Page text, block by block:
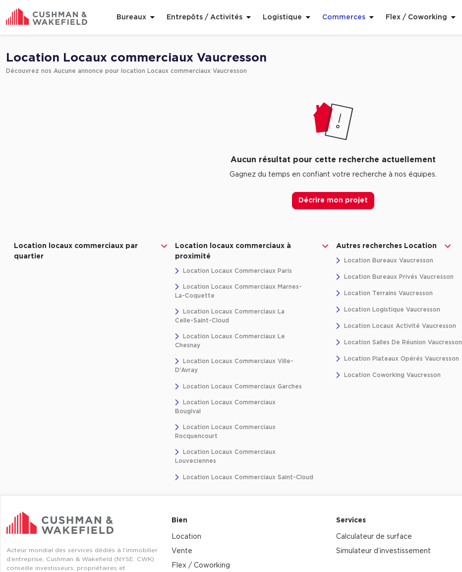
Bureaux Entrepôts / Activités Logistique Commerces Flex / Coworking
Location Locaux commerciaux Vaucresson
Découvrez nos Aucune annonce pour location Locaux commerciaux Vaucresson
Aucun résultat pour cette recherche actuellement
Gagnez du temps en confiant votre recherche à nos équipes.
Décrire mon projet
Location locaux commerciaux par
quartier
Location locaux commerciaux à
proximité
Location Locaux Commerciaux Paris
Location Locaux Commerciaux Marnes-
La-Coquette
Location Locaux Commerciaux La
Celle-Saint-Cloud
Location Locaux Commerciaux Le
Chesnay
Location Locaux Commerciaux Ville-
D'Avray
Location Locaux Commerciaux Garches
Location Locaux Commerciaux
Bougival
Location Locaux Commerciaux
Rocquencourt
Location Locaux Commerciaux
Louveciennes
Location Locaux Commerciaux Saint-Cloud
Autres recherches Location
Location Bureaux Vaucresson
Location Bureaux Privés Vaucresson
Location Terrains Vaucresson
Location Logistique Vaucresson
Location Locaux Activité Vaucresson
Location Salles De Réunion Vaucresson
Location Plateaux Opérés Vaucresson
Location Coworking Vaucresson
Acteur mondial des services dédiés à l’immobilier
d’entreprise, Cushman & Wakefield (NYSE: CWK)
conseille investisseurs, propriétaires et
Bien
Location
Vente
Flex / Coworking
Services
Calculateur de surface
Simulateur d’investissement